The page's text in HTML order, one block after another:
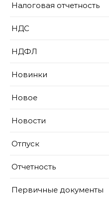
Налоговая отчетность
НДС
НДФЛ
Новинки
Новое
Новости
Отпуск
Отчетность
Первичные документы